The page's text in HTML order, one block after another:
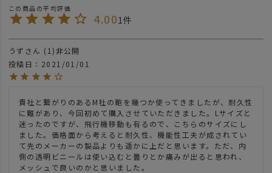
4.001
うず 1 非公開
投稿日
2021/01/01
貴社と繋がりのあるM社の鞄を幾つか使ってきましたが、耐久性
に難があり、今回初めて購入させていただきました。Lサイズと
迷ったのですが、飛行機移動も有るので、こちらのサイズにし
ました。価格面から考えると耐久性、機能性工夫が成されてい
て先のメーカーの製品よりも遥かに上だと思います。ただ、内
側の透明ビニールは使い込むと曇りとか痛みが出ると思われ、
メッシュで良いのかと思いました。